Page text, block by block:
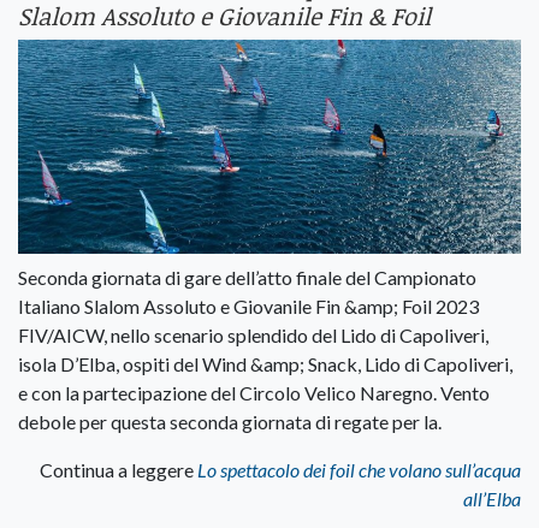
Slalom Assoluto e Giovanile Fin & Foil
Seconda giornata di gare dell’atto finale del Campionato
Italiano Slalom Assoluto e Giovanile Fin &amp; Foil 2023
FIV/AICW, nello scenario splendido del Lido di Capoliveri,
isola D’Elba, ospiti del Wind &amp; Snack, Lido di Capoliveri,
e con la partecipazione del Circolo Velico Naregno. Vento
debole per questa seconda giornata di regate per la.
Continua a leggere Lo spettacolo dei foil che volano sull’acqua
all’Elba